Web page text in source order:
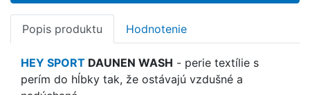
Popis produktu Hodnotenie
HEY SPORT DAUNEN WASH - perie textílie s
perím do hĺbky tak, že ostávajú vzdušné a